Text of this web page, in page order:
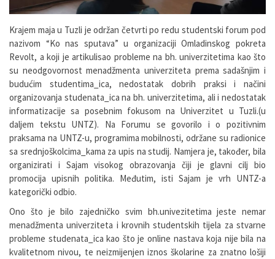
Krajem maja u Tuzli je održan četvrti po redu studentski forum pod
nazivom “Ko nas sputava” u organizaciji Omladinskog pokreta
Revolt, a koji je artikulisao probleme na bh. univerzitetima kao što
su neodgovornost menadžmenta univerziteta prema sadašnjim i
budućim studentima_ica, nedostatak dobrih praksi i načini
organizovanja studenata_ica na bh. univerzitetima, ali i nedostatak
informatizacije sa posebnim fokusom na Univerzitet u Tuzli.(u
daljem tekstu UNTZ). Na Forumu se govorilo i o pozitivnim
praksama na UNTZ-u, programima mobilnosti, održane su radionice
sa srednjoškolcima_kama za upis na studij. Namjera je, također, bila
organizirati i Sajam visokog obrazovanja čiji je glavni cilj bio
promocija upisnih politika. Međutim, isti Sajam je vrh UNTZ-a
kategorički odbio.
Ono što je bilo zajedničko svim bh.univezitetima jeste nemar
menadžmenta univerziteta i krovnih studentskih tijela za stvarne
probleme studenata_ica kao što je online nastava koja nije bila na
kvalitetnom nivou, te neizmijenjen iznos školarine za znatno lošiji